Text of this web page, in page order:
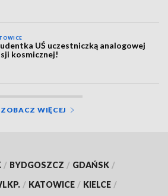
UŚ uczestniczką analogowej
kosmicznej!
ZOBACZ WIĘCEJ
/ BYDGOSZCZ / GDAŃSK /
/ KATOWICE / KIELCE /